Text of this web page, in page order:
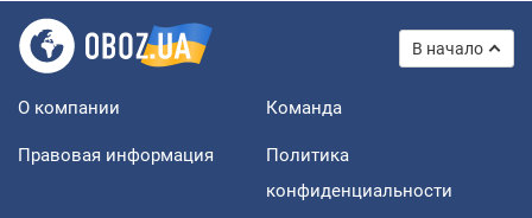
В начало
О компании Команда
Правовая информация
Политика
конфиденциальности